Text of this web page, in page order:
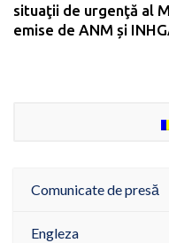
situaţii de urgenţă al
emise de ANM și
Comunicate de presă
Engleza